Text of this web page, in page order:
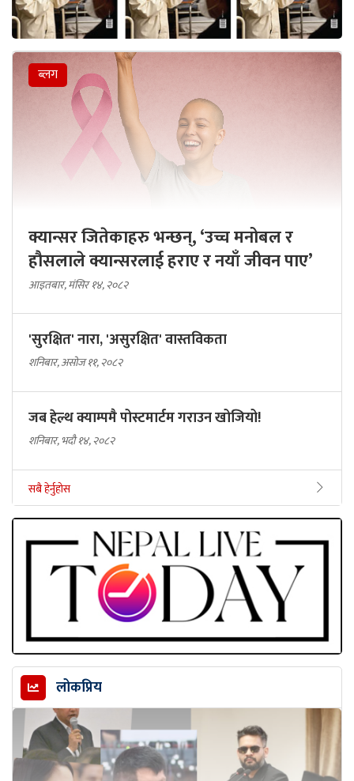
ब्लग
क्यान्सर जितेकाहरु भन्छन्, ‘उच्च मनोबल र
हौसलाले क्यान्सरलाई हराए र नयाँ जीवन पाए’
आइतबार, मंसिर १४, २०८२
'सुरक्षित' नारा, 'असुरक्षित' वास्तविकता
शनिबार, असोज ११, २०८२
जब हेल्थ क्याम्पमै पोस्टमार्टम गराउन खोजियो!
शनिबार, भदौ १४, २०८२
सबै हेर्नुहोस
लोकप्रिय